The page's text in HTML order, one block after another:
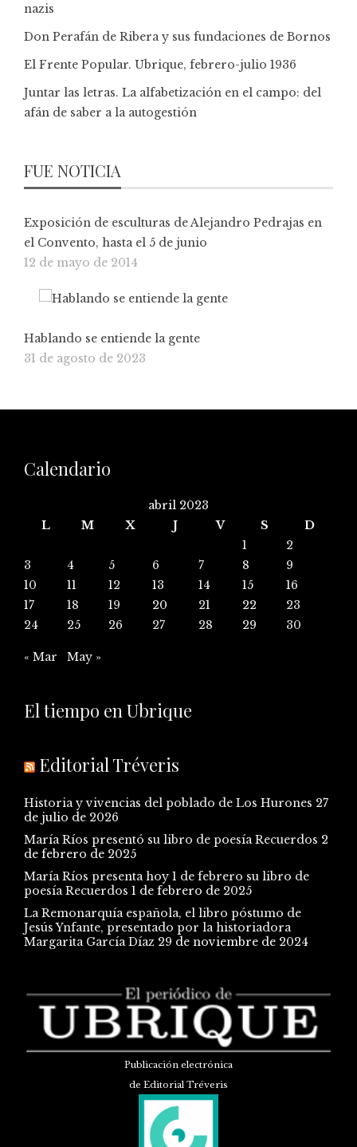
nazis
Don Perafán de Ribera y sus fundaciones de Bornos
El Frente Popular. Ubrique, febrero-julio 1936
Juntar las letras. La alfabetización en el campo: del
afán de saber a la autogestión
FUE NOTICIA
Exposición de esculturas de Alejandro Pedrajas en
el Convento, hasta el 5 de junio
12 de mayo de 2014
Hablando se entiende la gente
31 de agosto de 2023
Calendario
abril 2023
L
M X J V S
D
1
2
3
4 5 6 7 8
9
10
11 12 13 14 15
16
17
18 19 20 21 22
23
24
25 26 27 28 29 30
« Mar May »
El tiempo en Ubrique
Editorial Tréveris
Historia y vivencias del poblado de Los Hurones 27
de julio de 2026
María Ríos presentó su libro de poesía Recuerdos 2
de febrero de 2025
María Ríos presenta hoy 1 de febrero su libro de
poesía Recuerdos 1 de febrero de 2025
La Remonarquía española, el libro póstumo de
Jesús Ynfante, presentado por la historiadora
Margarita García Díaz 29 de noviembre de 2024
Publicación electrónica
de Editorial Tréveris